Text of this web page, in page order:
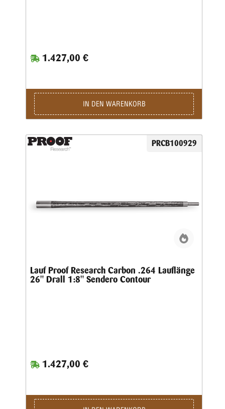
1.427,00 €
IN DEN WARENKORB
PRCB100929
Lauf Proof Research Carbon .264 Lauflänge
26" Drall 1:8" Sendero Contour
1.427,00 €